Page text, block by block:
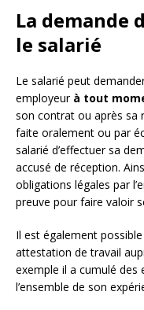
La demande
le salarié
Le salarié peut
employeur à tout
son contrat ou après sa
faite oralement ou par
salarié d’effectuer sa
accusé de réception.
obligations légales par
preuve pour faire valoir
Il est également
attestation de travail
exemple il a cumulé des
l’ensemble de son